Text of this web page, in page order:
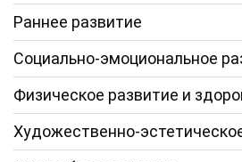
Раннее развитие
Социально-эмоциональное
Физическое развитие и
Художественно-